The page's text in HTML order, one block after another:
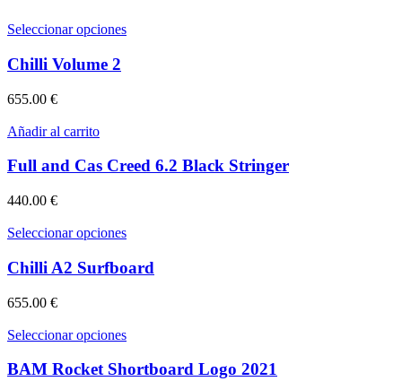
página
Las
opciones
producto
Seleccionar opcionesEste
pueden
elegir
de
Chilli Volume 2
655.00 €
Añadir al carrito
Full and Cas Creed 6.2 Black Stringer
440.00 €
Seleccionar opcionesEste
tiene
múltiples
se
pueden
elegir
Chilli A2 Surfboard
655.00 €
Seleccionar opcionesEste
tiene
BAM Rocket Shortboard Logo 2021